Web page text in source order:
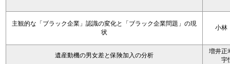
主観的な「ブラック企業」認識の変化と「ブラック企業問題」の現
状
小
遺産動機の男女差と保険加入の分析
増井正
宇